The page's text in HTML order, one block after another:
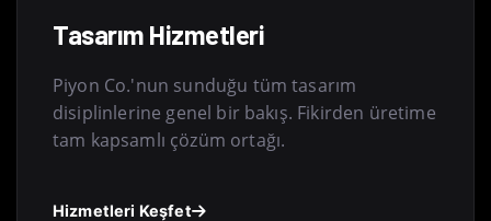
Tasarım Hizmetleri
Piyon Co.'nun sunduğu tüm tasarım
disiplinlerine genel bir bakış. Fikirden üretime
tam kapsamlı çözüm ortağı.
Hizmetleri Keşfet